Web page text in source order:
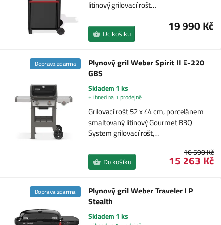
litinový grilovací rošt…
19 990 Kč
Do košíku
Plynový gril Weber Spirit II E-220
GBS
Doprava zdarma
Skladem 1 ks
+ ihned na 1 prodejně
Grilovací rošt 52 x 44 cm, porcelánem
smaltovaný litinový Gourmet BBQ
System grilovací rošt,…
16 590 Kč
15 263 Kč
Do košíku
Plynový gril Weber Traveler LP
Stealth
Doprava zdarma
Skladem 1 ks